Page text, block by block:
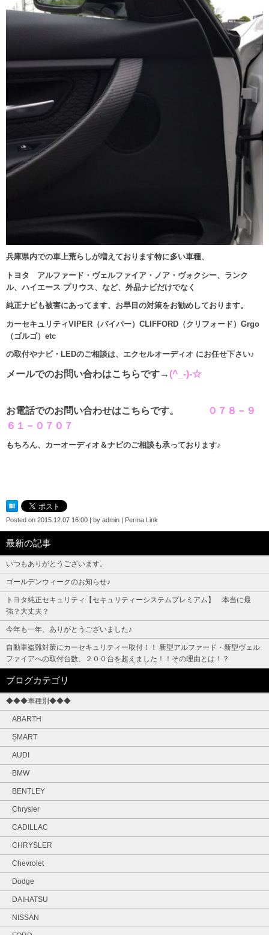
兵庫県内での車上荒らしが増えております特に多い車種、
トヨタ アルファード・ヴェルファイア・ノア・ヴォクシー、ランク
ル、ハイエース プリウス、など、外品ナビだけでなく
純正ナビも被害にあってます、お早目の対策をお勧めしております。
カーセキュリティVIPER（バイパー）CLIFFORD（クリフォード）Grgo
（ゴルゴ）etc
の取付やナビ・LEDのご相談は、エクセルオーディオ にお任せ下さい♪
メールでのお問い合わはこちらです→(^_-)-☆
お電話でのお問い合わせはこちらです。
０７８－９
６１－０７０７
もちろん、カーオーディオ＆ナビのご相談も承っております♪
Posted on 2015.12.07 16:00 | by admin | Perma Link
最新の記事
いつもありがとうございます。
ゴールデンウィークのお知らせ♪
トヨタ純正セキュリティ【セキュリティーシステムプレミアム】 本当に最
強？大丈夫？
今年も一年、ありがとうございました♪
自動車盗難対策にカーセキュリティー取付！！ 新型アルファード・新型ヴェル
ファイアへの取付台数、２００台を超えました！！その理由とは！？
ブログカテゴリ
◆◆◆車種別◆◆◆
ABARTH
SMART
AUDI
BMW
BENTLEY
Chrysler
CADILLAC
CHRYSLER
Chevrolet
Dodge
DAIHATSU
NISSAN